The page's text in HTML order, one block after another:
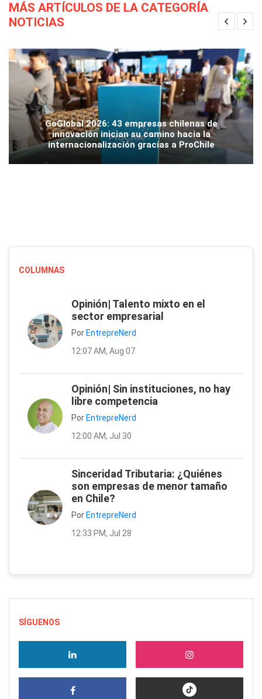
MÁS ARTÍCULOS DE LA CATEGORÍA
NOTICIAS
GoGlobal 2026: 43 empresas chilenas de
innovación inician su camino hacia la
internacionalización gracias a ProChile
COLUMNAS
Opinión| Talento mixto en el
sector empresarial
Por EntrepreNerd
12:07 AM, Aug 07
Opinión| Sin instituciones, no hay
libre competencia
Por EntrepreNerd
12:00 AM, Jul 30
Sinceridad Tributaria: ¿Quiénes
son empresas de menor tamaño
en Chile?
Por EntrepreNerd
12:33 PM, Jul 28
SÍGUENOS